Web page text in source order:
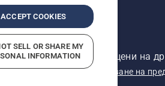
са препоръчителните цени на
Отпечатано Докладване на
ACCEPT COOKIES
SELL OR SHARE MY
INFORMATION